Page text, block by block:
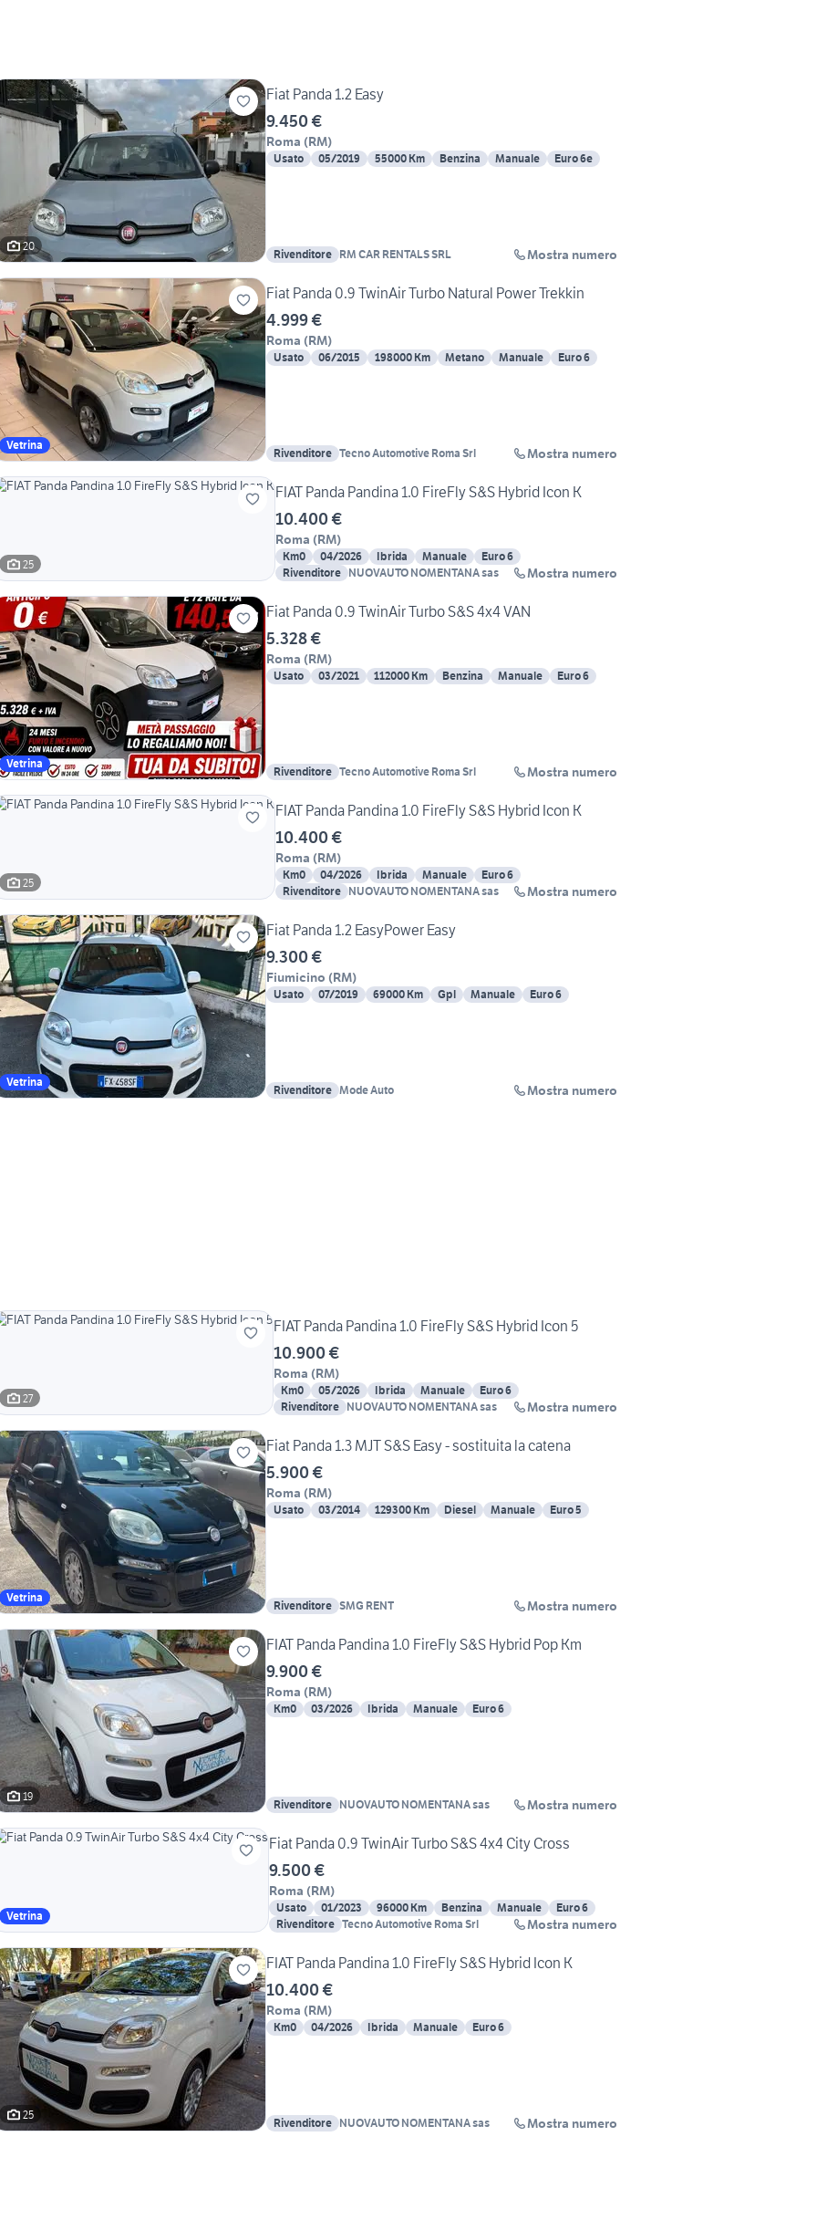
20
Fiat Panda 1.2 Easy
9.450 €
Roma (RM)
Usato 05/2019 55000 Km Benzina Manuale Euro 6e
Rivenditore RM CAR RENTALS SRL Mostra numero
Vetrina
Fiat Panda 0.9 TwinAir Turbo Natural Power Trekkin
4.999 €
Roma (RM)
Usato 06/2015 198000 Km Metano Manuale Euro 6
Rivenditore Tecno Automotive Roma Srl Mostra numero
25
FIAT Panda Pandina 1.0 FireFly S&S Hybrid Icon K
10.400 €
Roma (RM)
Km0 04/2026 Ibrida Manuale
Euro 6
Rivenditore NUOVAUTO NOMENTANA sas Mostra numero
Vetrina
Fiat Panda 0.9 TwinAir Turbo S&S 4x4 VAN
5.328 €
Roma (RM)
Usato 03/2021 112000 Km Benzina Manuale Euro 6
Rivenditore Tecno Automotive Roma Srl Mostra numero
25
FIAT Panda Pandina 1.0 FireFly S&S Hybrid Icon K
10.400 €
Roma (RM)
Km0 04/2026 Ibrida Manuale
Euro 6
Rivenditore NUOVAUTO NOMENTANA sas Mostra numero
Vetrina
Fiat Panda 1.2 EasyPower Easy
9.300 €
Fiumicino (RM)
Usato 07/2019 69000 Km Gpl Manuale Euro 6
Rivenditore Mode Auto Mostra numero
27
FIAT Panda Pandina 1.0 FireFly S&S Hybrid Icon 5
10.900 €
Roma (RM)
Km0 05/2026 Ibrida Manuale
Euro 6
Rivenditore NUOVAUTO NOMENTANA sas Mostra numero
Vetrina
Fiat Panda 1.3 MJT S&S Easy - sostituita la catena
5.900 €
Roma (RM)
Usato 03/2014 129300 Km Diesel Manuale Euro 5
Rivenditore SMG RENT Mostra numero
19
FIAT Panda Pandina 1.0 FireFly S&S Hybrid Pop Km
9.900 €
Roma (RM)
Km0 03/2026 Ibrida Manuale Euro 6
Rivenditore NUOVAUTO NOMENTANA sas Mostra numero
Vetrina
Fiat Panda 0.9 TwinAir Turbo S&S 4x4 City Cross
9.500 €
Roma (RM)
Usato 01/2023 96000 Km Benzina Manuale
Euro 6
Rivenditore Tecno Automotive Roma Srl Mostra numero
25
FIAT Panda Pandina 1.0 FireFly S&S Hybrid Icon K
10.400 €
Roma (RM)
Km0 04/2026 Ibrida Manuale Euro 6
Rivenditore NUOVAUTO NOMENTANA sas Mostra numero